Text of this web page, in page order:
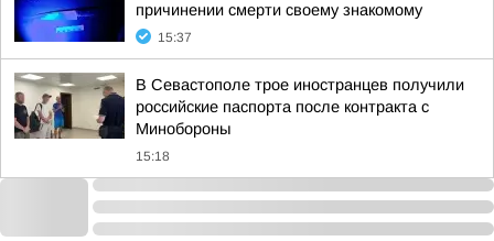
причинении смерти своему знакомому
15:37
В Севастополе трое иностранцев получили
российские паспорта после контракта с
Минобороны
15:18